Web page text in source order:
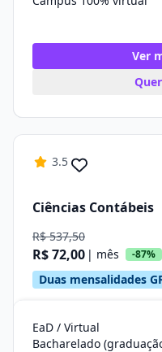
Ver
3.5
Ciências Contábeis
R$ 537,50
R$ 72,00 | mês -87%
Duas mensalidades
EaD / Virtual
Bacharelado